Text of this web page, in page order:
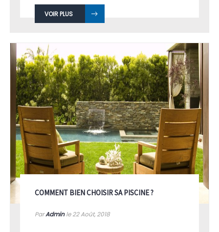
VOIR PLUS
COMMENT BIEN CHOISIR SA PISCINE ?
ParAdminle 22Août, 2018